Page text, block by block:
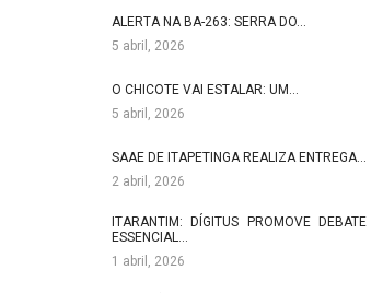
ALERTA NA BA-263: SERRA DO…
5 abril, 2026
O CHICOTE VAI ESTALAR: UM…
5 abril, 2026
SAAE DE ITAPETINGA REALIZA ENTREGA…
2 abril, 2026
ITARANTIM: DÍGITUS PROMOVE DEBATE
ESSENCIAL…
1 abril, 2026